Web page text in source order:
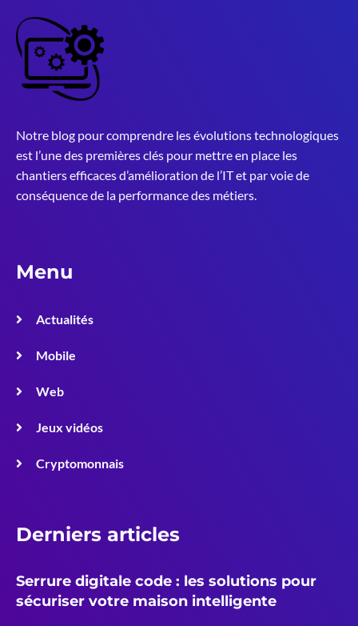
Notre blog pour comprendre les évolutions technologiques
est l’une des premières clés pour mettre en place les
chantiers efficaces d’amélioration de l’IT et par voie de
conséquence de la performance des métiers.
Menu
Actualités
Mobile
Web
Jeux vidéos
Cryptomonnais
Derniers articles
Serrure digitale code : les solutions pour
sécuriser votre maison intelligente